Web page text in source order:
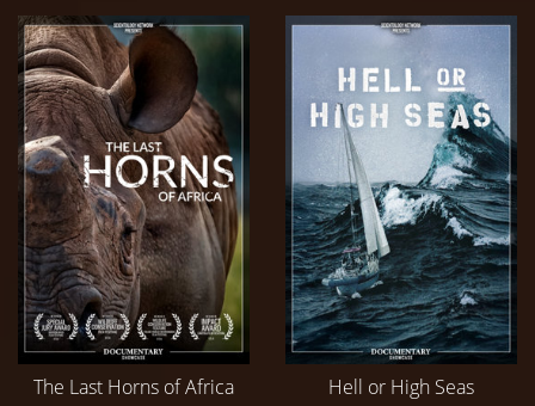
The Last Horns of Africa Hell or High Seas